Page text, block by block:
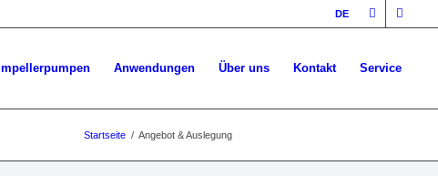
DE
Impellerpumpen Anwendungen Über uns Kontakt Service
Startseite / Angebot & Auslegung